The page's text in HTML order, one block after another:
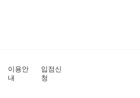
이용안
내
입점신
청